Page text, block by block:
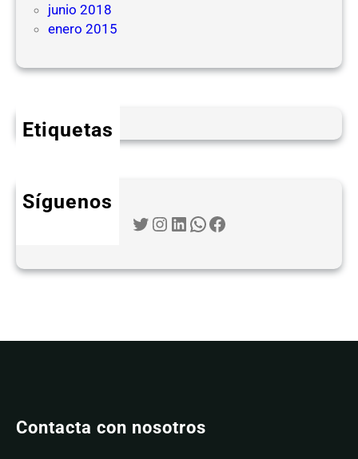
junio 2018
enero 2015
Etiquetas
Síguenos
Twitter Instagram LinkedIn WhatsApp Facebook
Contacta con nosotros